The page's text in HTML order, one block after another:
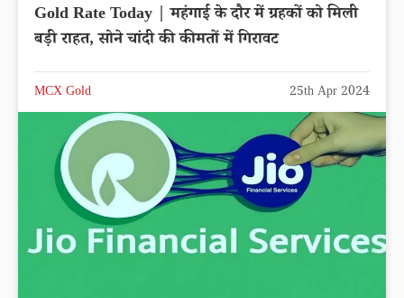
Gold Rate Today | महंगाई के दौर में ग्रहकों को मिली
बड़ी राहत, सोने चांदी की कीमतों में गिरावट
MCX Gold 25th Apr 2024